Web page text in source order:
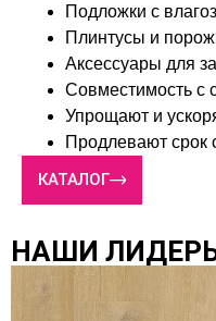
Подложки с
Плинтусы и
Аксессуары для
Совместимость с
Упрощают и
Продлевают срок
КАТАЛОГ
НАШИ